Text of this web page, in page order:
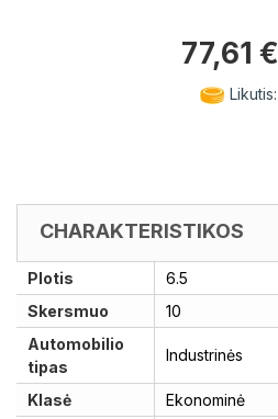
77,61 €
Likutis:
CHARAKTERISTIKOS
Plotis
6.5
Skersmuo
10
Automobilio
tipas
Industrinės
Klasė
Ekonominė